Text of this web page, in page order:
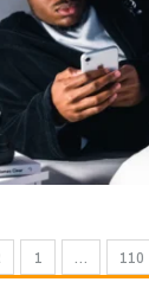
1 … 110